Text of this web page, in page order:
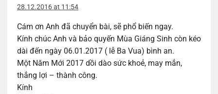
28.12.2016 at 11:54
Cám ơn Anh đã chuyển bài, sẽ phổ biến ngay.
Kính chúc Anh và bảo quyến Mùa Giáng Sinh còn kéo
dài đến ngày 06.01.2017 ( lễ Ba Vua) bình an.
Một Năm Mới 2017 dồi dào sức khoẻ, may mắn,
thắng lợi – thành công.
Kính